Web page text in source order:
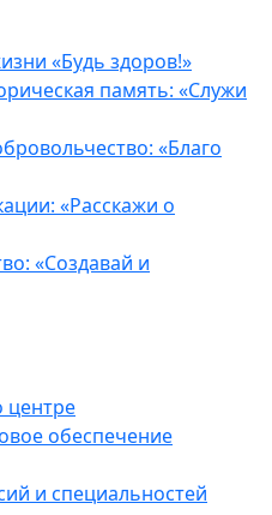
«Будь здоров!»
память: «Служи
«Благо
«Расскажи о
«Создавай и
центре
обеспечение
и специальностей